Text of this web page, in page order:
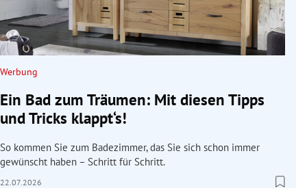
Werbung
Ein Bad zum Träumen: Mit diesen Tipps
und Tricks klappt‘s!
So kommen Sie zum Badezimmer, das Sie sich schon immer
gewünscht haben – Schritt für Schritt.
22.07.2026